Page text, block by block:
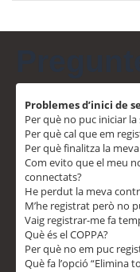
Problemes d’inici de
Per què no puc iniciar la
Per què cal que em
Per què finalitza la
Com evito que el meu
connectats?
He perdut la meva
M’he registrat però no
Vaig registrar-me fa
Què és el COPPA?
Per què no em puc
Què fa l’opció “Elimina